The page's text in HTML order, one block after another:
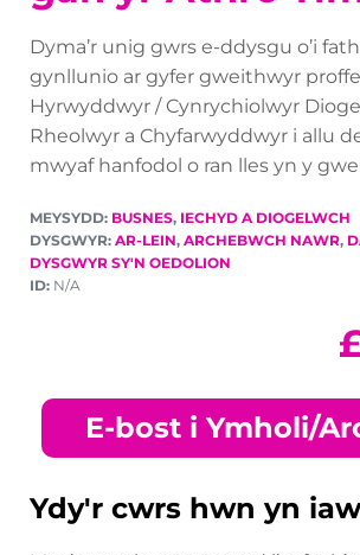
Dyma’r unig gwrs e-ddysgu o’i
gynllunio ar gyfer gweithwyr
Hyrwyddwyr / Cynrychiolwyr
Rheolwyr a Chyfarwyddwyr i allu
mwyaf hanfodol o ran lles yn y
MEYSYDD: BUSNES, IECHYD A DIOGELWCH
DYSGWYR: AR-LEIN, ARCHEBWCH NAWR,
DYSGWYR SY'N OEDOLION
ID: N/A
E-bost i Ymholi/
Ydy'r cwrs hwn yn